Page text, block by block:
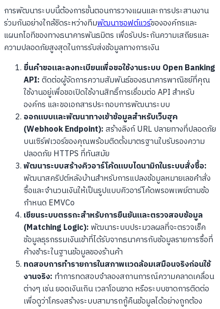
การพัฒนาระบบนี้ต้องการขั้นตอนการวางแผนและการประสานงาน
ร่วมกันอย่างใกล้ชิดระหว่างทีมพัฒนาซอฟต์แวร์ขององค์กรและ
แผนกไอทีของทางธนาคารพันธมิตร เพื่อรับประกันความเสถียรและ
ความปลอดภัยสูงสุดในการรับส่งข้อมูลทางการเงิน
ยื่นคำขอและลงทะเบียนเพื่อขอใช้งานระบบ Open Banking
API:ติดต่อผู้จัดการความสัมพันธ์ของธนาคารพาณิชย์ที่คุณ
ใช้งานอยู่เพื่อขอเปิดใช้งานสิทธิ์การเชื่อมต่อ API สำหรับ
องค์กร และขอเอกสารประกอบการพัฒนาระบบ
ออกแบบและพัฒนาทางเข้าข้อมูลสำหรับเว็บฮุค
(Webhook Endpoint):สร้างลิงก์ URL ปลายทางที่ปลอดภัย
บนเซิร์ฟเวอร์ของคุณพร้อมติดตั้งมาตรฐานใบรับรองความ
ปลอดภัย HTTPS ที่ทันสมัย
พัฒนาระบบสร้างคิวอาร์โค้ดแบบไดนามิกในระบบสั่งซื้อ:
พัฒนาสคริปต์หลังบ้านสำหรับการแปลงข้อมูลหมายเลขคำสั่ง
ซื้อและจำนวนเงินให้เป็นรูปแบบคิวอาร์โค้ดพรอพเพย์ตามข้อ
กำหนด EMVCo
เขียนระบบตรรกะสำหรับการยืนยันและตรวจสอบข้อมูล
(Matching Logic): พัฒนาระบบประมวลผลที่จะตรวจเช็ค
ข้อมูลธุรกรรมเงินเข้าที่ได้รับจากธนาคารกับข้อมูลรายการซื้อที่
ค้างชำระในฐานข้อมูลของร้านค้า
ทดสอบการทำรายการในสภาพแวดล้อมเสมือนจริงก่อนใช้
งานจริง: ทำการทดสอบจำลองสถานการณ์ความคลาดเคลื่อน
ต่างๆ เช่น ยอดเงินเกิน เวลาโอนขาด หรือระบบขาดการติดต่อ
เพื่อดูว่าโครงสร้างระบบสามารถกู้คืนข้อมูลได้อย่างถูกต้อง